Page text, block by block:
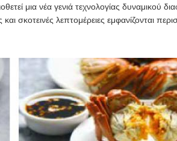
μια νέα γενιά τεχνολογίας δυναμικού
σκοτεινές λεπτομέρειες εμφανίζονται